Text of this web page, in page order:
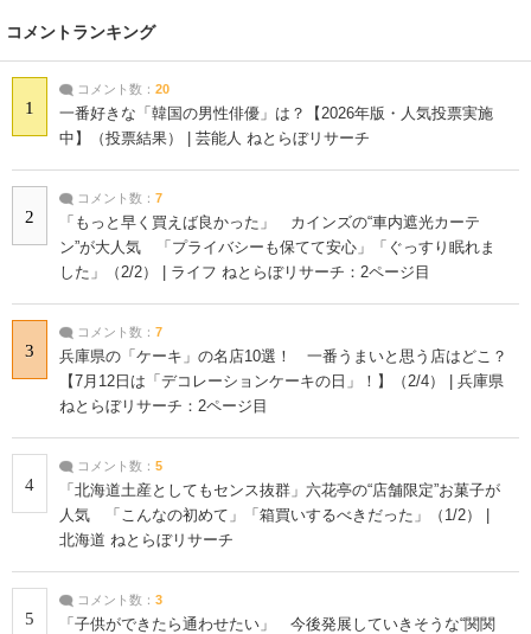
コメントランキング
1
コメント数： 20
一番好きな「韓国の男性俳優」は？【2026年版・人気投票実施
中】（投票結果） | 芸能人 ねとらぼリサーチ
2
コメント数： 7
「もっと早く買えば良かった」 カインズの“車内遮光カーテ
ン”が大人気 「プライバシーも保てて安心」「ぐっすり眠れま
した」（2/2） | ライフ ねとらぼリサーチ：2ページ目
3
コメント数： 7
兵庫県の「ケーキ」の名店10選！ 一番うまいと思う店はどこ？
【7月12日は「デコレーションケーキの日」！】（2/4） | 兵庫県
ねとらぼリサーチ：2ページ目
4
コメント数： 5
「北海道土産としてもセンス抜群」六花亭の“店舗限定”お菓子が
人気 「こんなの初めて」「箱買いするべきだった」（1/2） |
北海道 ねとらぼリサーチ
5
コメント数： 3
「子供ができたら通わせたい」 今後発展していきそうな“関関